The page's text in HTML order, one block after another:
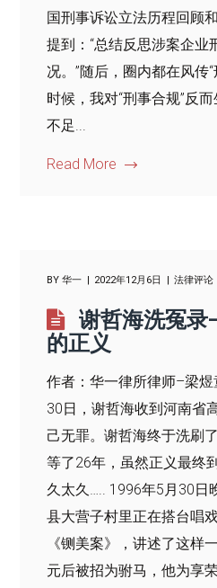
国刑事诉讼立法历程回顾
提到：“总结反思涉案企业
况。”随后，圈内都在风传
时候，我对“刑事合规”反
不足...
Read More
BY华一 2022年12月6日 法律评论
谢哲海洗冤
的正义
作者：华一律所律师–梁
30日，谢哲海收到河南省
己无罪。谢哲海终于洗刷
等了26年，虽然正义最终
久太久….. 1996年5月30日
县大营子村里正在搭台唱
《铡美案》，讲述了这样
元后被招为驸马，他为享